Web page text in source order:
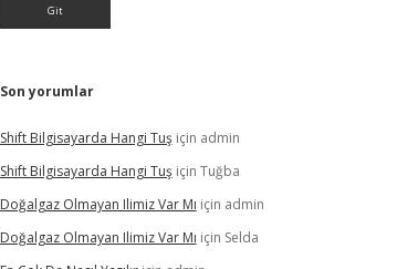
Son yorumlar
Shift Bilgisayarda Hangi Tuşiçin admin
Shift Bilgisayarda Hangi Tuşiçin Tuğba
Doğalgaz Olmayan Ilimiz Var Mı için admin
Doğalgaz Olmayan Ilimiz Var Mı için Selda